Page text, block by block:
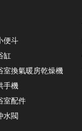
便斗
缸
室換氣暖房乾燥機
手機
室配件
水閥